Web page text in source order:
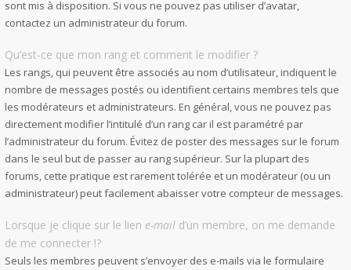
sont mis à disposition. Si vous ne pouvez pas utiliser d’avatar,
contactez un administrateur du forum.
Qu’est-ce que mon rang et comment le modifier ?
Les rangs, qui peuvent être associés au nom d’utilisateur, indiquent le
nombre de messages postés ou identifient certains membres tels que
les modérateurs et administrateurs. En général, vous ne pouvez pas
directement modifier l’intitulé d’un rang car il est paramétré par
l’administrateur du forum. Évitez de poster des messages sur le forum
dans le seul but de passer au rang supérieur. Sur la plupart des
forums, cette pratique est rarement tolérée et un modérateur (ou un
administrateur) peut facilement abaisser votre compteur de messages.
Lorsque je clique sur le lien e-mail d’un membre, on me demande
de me connecter !?
Seuls les membres peuvent s’envoyer des e-mails via le formulaire